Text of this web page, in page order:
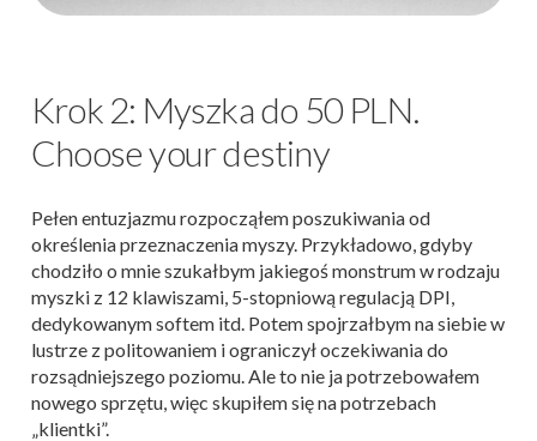
Krok 2: Myszka do 50 PLN.
Choose your destiny
Pełen entuzjazmu rozpocząłem poszukiwania od
określenia przeznaczenia myszy. Przykładowo, gdyby
chodziło o mnie szukałbym jakiegoś monstrum w rodzaju
myszki z 12 klawiszami, 5-stopniową regulacją DPI,
dedykowanym softem itd. Potem spojrzałbym na siebie w
lustrze z politowaniem i ograniczył oczekiwania do
rozsądniejszego poziomu. Ale to nie ja potrzebowałem
nowego sprzętu, więc skupiłem się na potrzebach
„klientki”.